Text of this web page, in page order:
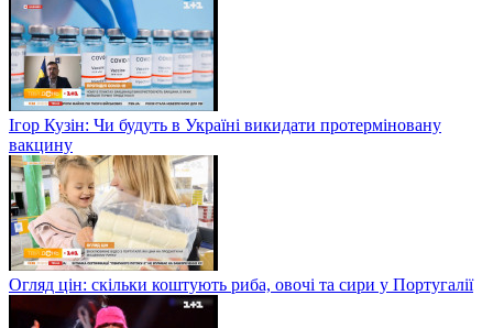
Ігор Кузін: Чи будуть в Україні викидати протерміновану
вакцину
Огляд цін: скільки коштують риба, овочі та сири у Португалії